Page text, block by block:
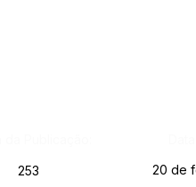
253 20 de